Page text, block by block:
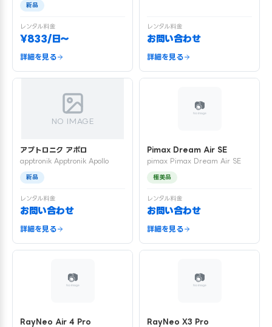
新品
レンタル料金
¥833/日〜
詳細を見る
レンタル料金
お問い合わせ
詳細を見る
NO IMAGE
アプトロニク アポロ
apptronik Apptronik Apollo
新品
レンタル料金
お問い合わせ
詳細を見る
Pimax Dream Air SE
pimax Pimax Dream Air SE
極美品
レンタル料金
お問い合わせ
詳細を見る
RayNeo Air 4 Pro RayNeo X3 Pro